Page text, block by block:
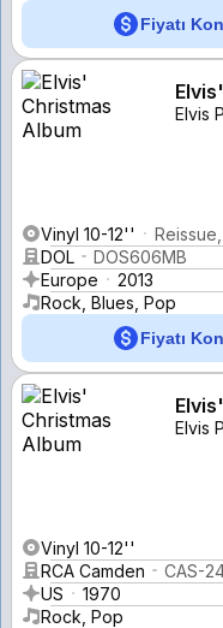
Fiyatı
Elvis
Vinyl 10-12''
DOL
DOS606MB
Europe
2013
Rock, Blues, Pop
Fiyatı
Elvis
Vinyl 10-12''
RCA Camden
CAS-
US
1970
Rock, Pop